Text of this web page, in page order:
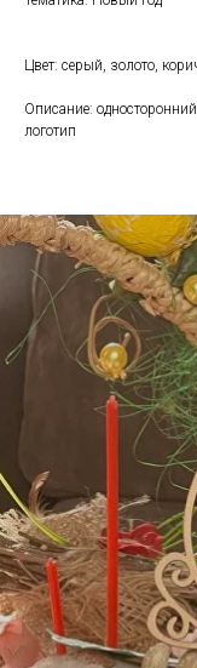
Цвет: серый, золото,
Описание:
логотип